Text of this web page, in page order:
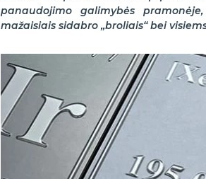
panaudojimo galimybės
mažaisiais sidabro „broliais“ bei